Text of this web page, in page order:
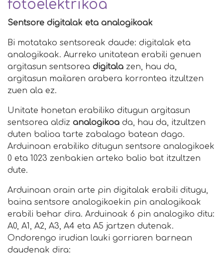
fotoelektrikoa
Sentsore digitalak eta analogikoak
Bi motatako sentsoreak daude: digitalak eta
analogikoak. Aurreko unitatean erabili genuen
argitasun sentsorea digitala zen, hau da,
argitasun mailaren arabera korrontea itzultzen
zuen ala ez.
Unitate honetan erabiliko ditugun argitasun
sentsorea aldiz analogikoa da, hau da, itzultzen
duten balioa tarte zabalago batean dago.
Arduinoan erabiliko ditugun sentsore analogikoek
0 eta 1023 zenbakien arteko balio bat itzultzen
dute.
Arduinoan orain arte pin digitalak erabili ditugu,
baina sentsore analogikoekin pin analogikoak
erabili behar dira. Arduinoak 6 pin analogiko ditu:
A0, A1, A2, A3, A4 eta A5 jartzen dutenak.
Ondorengo irudian lauki gorriaren barnean
daudenak dira: